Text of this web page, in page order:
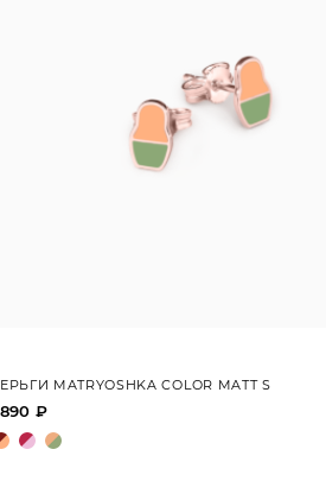
MATRYOSHKA COLOR MATT S
₽